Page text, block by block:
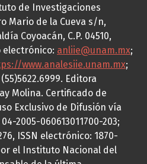
de Investigaciones
Mario de la Cueva s/n,
Coyoacán, C.P. 04510,
electrónico: anliie@unam.mx;
www.analesiie.unam.mx;
Editora
Molina. Certificado de
Exclusivo de Difusión vía
2005-060613011700-203;
ISSN electrónico: 1870-
el Instituto Nacional del